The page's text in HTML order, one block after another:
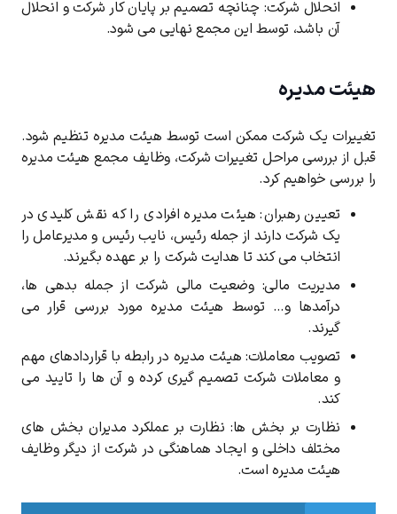
انحلال شرکت: چنانچه تصمیم بر پایان کار شرکت و انحلال
آن باشد، توسط این مجمع نهایی می شود.
هیئت مدیره
تغییرات یک شرکت ممکن است توسط هیئت مدیره تنظیم شود.
قبل از بررسی مراحل تغییرات شرکت، وظایف مجمع هیئت مدیره
را بررسی خواهیم کرد.
تعیین رهبران: هیئت مدیره افرادی را که نقش کلیدی در
یک شرکت دارند از جمله رئیس، نایب رئیس و مدیرعامل را
انتخاب می کند تا هدایت شرکت را بر عهده بگیرند.
مدیریت مالی: وضعیت مالی شرکت از جمله بدهی ها،
درآمدها و… توسط هیئت مدیره مورد بررسی قرار می
گیرند.
تصویب معاملات: هیئت مدیره در رابطه با قراردادهای مهم
و معاملات شرکت تصمیم گیری کرده و آن ها را تایید می
کند.
نظارت بر بخش ها: نظارت بر عملکرد مدیران بخش های
مختلف داخلی و ایجاد هماهنگی در شرکت از دیگر وظایف
هیئت مدیره است.